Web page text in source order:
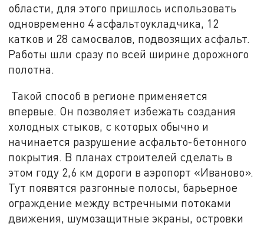
области, для этого пришлось использовать
одновременно 4 асфальтоукладчика, 12
катков и 28 самосвалов, подвозящих асфальт.
Работы шли сразу по всей ширине дорожного
полотна.
Такой способ в регионе применяется
впервые. Он позволяет избежать создания
холодных стыков, с которых обычно и
начинается разрушение асфальто-бетонного
покрытия. В планах строителей сделать в
этом году 2,6 км дороги в аэропорт «Иваново».
Тут появятся разгонные полосы, барьерное
ограждение между встречными потоками
движения, шумозащитные экраны, островки